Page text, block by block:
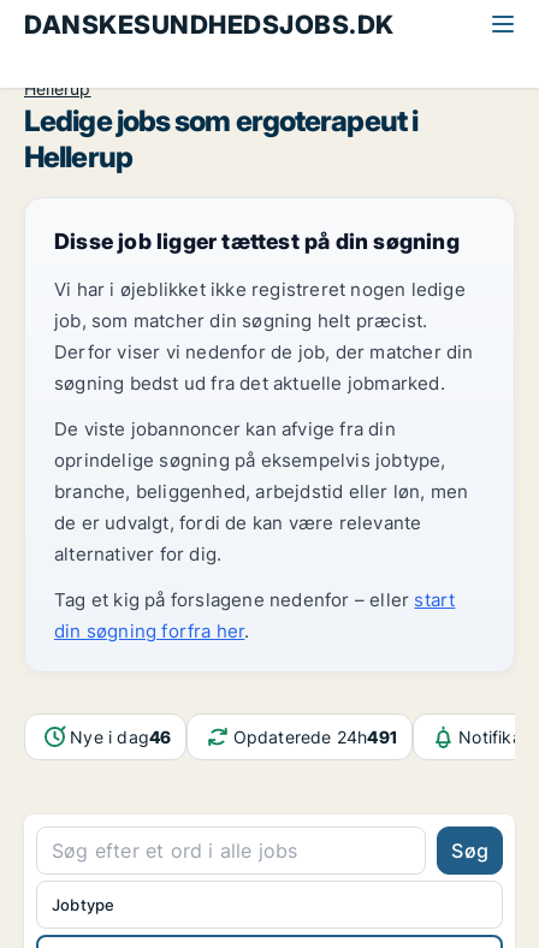
DANSKESUNDHEDSJOBS.DK
Hellerup
Ledige jobs som ergoterapeut i
Hellerup
Disse job ligger tættest på din søgning
Vi har i øjeblikket ikke registreret nogen ledige
job, som matcher din søgning helt præcist.
Derfor viser vi nedenfor de job, der matcher din
søgning bedst ud fra det aktuelle jobmarked.
De viste jobannoncer kan afvige fra din
oprindelige søgning på eksempelvis jobtype,
branche, beliggenhed, arbejdstid eller løn, men
de er udvalgt, fordi de kan være relevante
alternativer for dig.
Tag et kig på forslagene nedenfor – eller start
din søgning forfra her.
Nye i dag46 Opdaterede 24h491
Søg
Jobtype